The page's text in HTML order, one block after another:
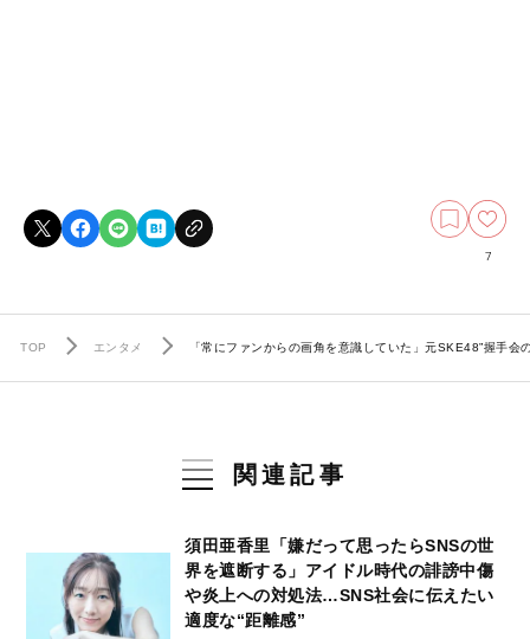
7
TOP エンタメ 「常にファンからの画角を意識していた」元SKE48”握手
関連記事
須田亜香里「嫌だって思ったらSNSの世
界を遮断する」アイドル時代の誹謗中傷
や炎上への対処法…SNS社会に伝えたい
適度な“距離感”